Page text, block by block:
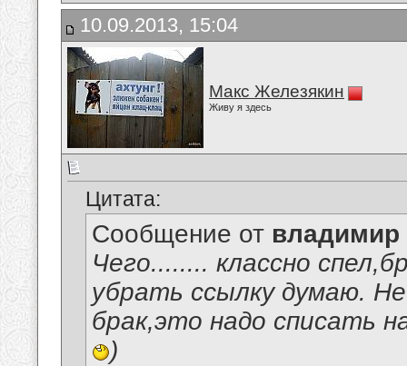
10.09.2013, 15:04
Макс Железякин
Живу я здесь
Цитата:
Сообщение от владимир
Чего........ классно
убрать ссылку думаю.
брак,это надо списать
)